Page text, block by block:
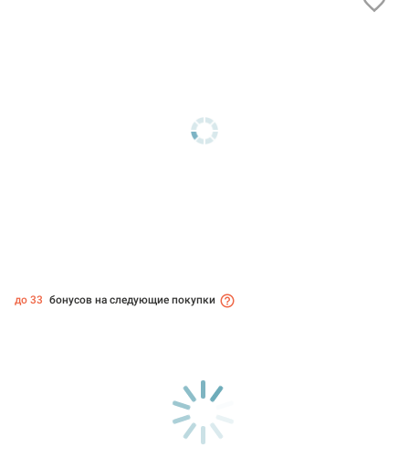
до 33 бонусов на следующие покупки